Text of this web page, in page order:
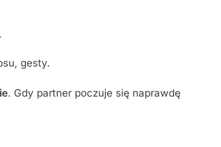
gesty.
. Gdy partner poczuje się naprawdę